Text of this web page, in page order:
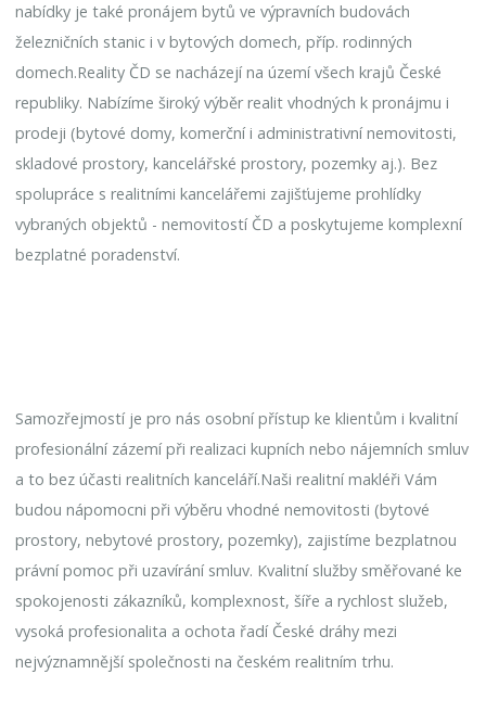
nabídky je také pronájem bytů ve výpravních budovách
železničních stanic i v bytových domech, příp. rodinných
domech.Reality ČD se nacházejí na území všech krajů České
republiky. Nabízíme široký výběr realit vhodných k pronájmu i
prodeji (bytové domy, komerční i administrativní nemovitosti,
skladové prostory, kancelářské prostory, pozemky aj.). Bez
spolupráce s realitními kancelářemi zajišťujeme prohlídky
vybraných objektů - nemovitostí ČD a poskytujeme komplexní
bezplatné poradenství.
Samozřejmostí je pro nás osobní přístup ke klientům i kvalitní
profesionální zázemí při realizaci kupních nebo nájemních smluv
a to bez účasti realitních kanceláří.Naši realitní makléři Vám
budou nápomocni při výběru vhodné nemovitosti (bytové
prostory, nebytové prostory, pozemky), zajistíme bezplatnou
právní pomoc při uzavírání smluv. Kvalitní služby směřované ke
spokojenosti zákazníků, komplexnost, šíře a rychlost služeb,
vysoká profesionalita a ochota řadí České dráhy mezi
nejvýznamnější společnosti na českém realitním trhu.